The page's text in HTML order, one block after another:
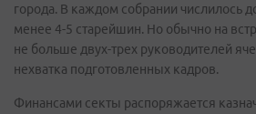
города. В каждом собрании числилось
менее 4-5 старейшин. Но обычно на
не больше двух-трех руководителей
нехватка подготовленных кадров.
Финансами секты распоряжается